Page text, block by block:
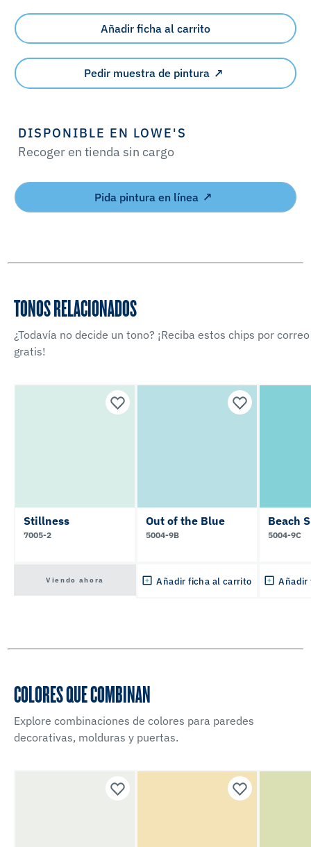
Añadir ficha al carrito
Pedir muestra de pintura
DISPONIBLE EN LOWE'S
Recoger en tienda sin cargo
Pida pintura en línea
TONOS RELACIONADOS
¿Todavía no decide un tono? ¡Reciba estos chips por correo
gratis!
Stillness
7005-2
Viendo ahora
Out of the Blue
5004-9B
Añadir ficha al carrito
Beach
5004-9C
Añadir
COLORES QUE COMBINAN
Explore combinaciones de colores para paredes
decorativas, molduras y puertas.